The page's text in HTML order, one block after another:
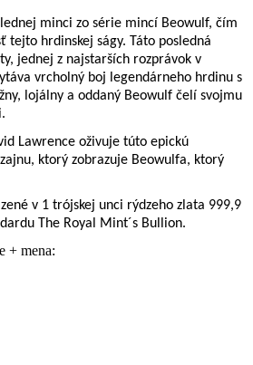
minci zo série mincí Beowulf, čím
tejto hrdinskej ságy. Táto posledná
jednej z najstarších rozprávok v
vrcholný boj legendárneho hrdinu s
lojálny a oddaný Beowulf čelí svojmu
Lawrence oživuje túto epickú
ktorý zobrazuje Beowulfa, ktorý
v 1 trójskej unci rýdzeho zlata 999,9
The Royal Mint´s Bullion.
+ mena: